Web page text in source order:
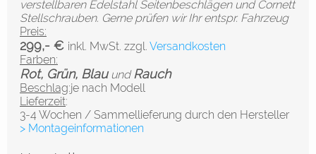
verstellbaren Edelstahl Seitenbeschlägen und Cornett
Stellschrauben. Gerne prüfen wir Ihr entspr. Fahrzeug
Preis:
299,- € inkl. MwSt. zzgl. Versandkosten
Farben:
Rot, Grün, Blau und Rauch
Beschlag:je nach Modell
Lieferzeit:
3-4 Wochen / Sammellieferung durch den Hersteller
> Montageinformationen